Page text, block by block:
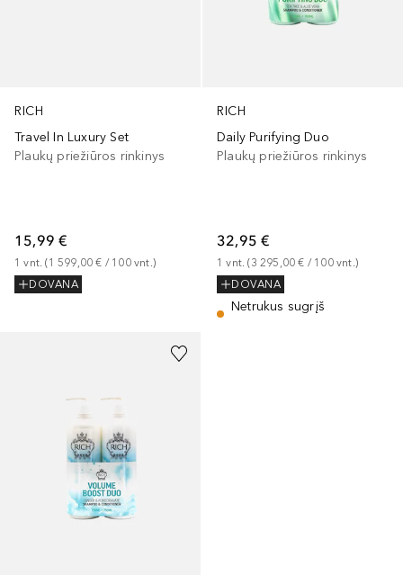
RICH
Travel In Luxury Set
Plaukų priežiūros rinkinys
15,99 €
1 vnt. (1 599,00 € / 100 vnt.)
DOVANA
RICH
Daily Purifying Duo
Plaukų priežiūros rinkinys
32,95 €
1 vnt. (3 295,00 € / 100 vnt.)
DOVANA
Netrukus sugrįš